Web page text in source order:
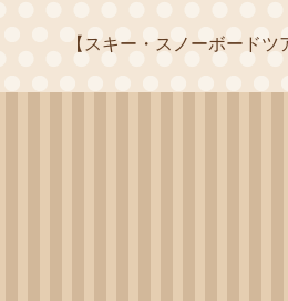
【スキー・スノーボード